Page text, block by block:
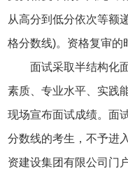
从高分到低分依次等额
格分数线)。资格复审的
面试采取半结构化
素质、专业水平、实践
现场宣布面试成绩。面
分数线的考生，不予进
资建设集团有限公司门